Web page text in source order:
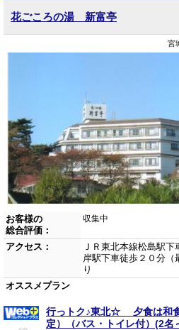
花ごころの湯 新富亭
宮
お客様の
総合評価：
収集中
アクセス：
ＪＲ東北本線松島駅
岸駅下車徒歩２０分
り
オススメプラン
行っトク♪東北☆ 夕食は和
定）（バス・トイレ付）(2名